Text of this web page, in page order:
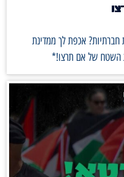
אכפת לך ממדינת
השטח של אם תרצו!*